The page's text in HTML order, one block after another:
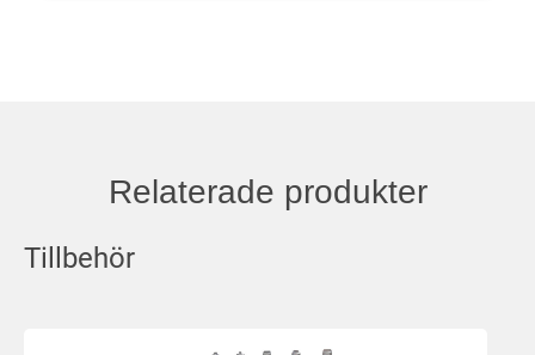
Relaterade produkter
Tillbehör